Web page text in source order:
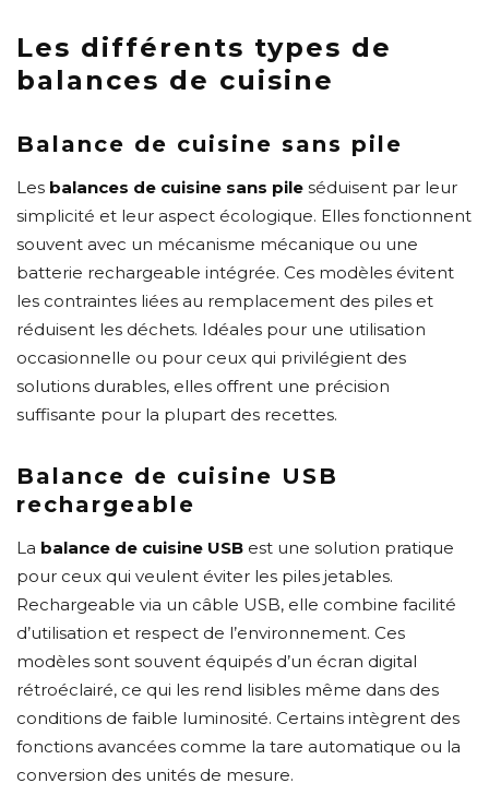
Les différents types de
balances de cuisine
Balance de cuisine sans pile
Les balances de cuisine sans pile séduisent par leur
simplicité et leur aspect écologique. Elles fonctionnent
souvent avec un mécanisme mécanique ou une
batterie rechargeable intégrée. Ces modèles évitent
les contraintes liées au remplacement des piles et
réduisent les déchets. Idéales pour une utilisation
occasionnelle ou pour ceux qui privilégient des
solutions durables, elles offrent une précision
suffisante pour la plupart des recettes.
Balance de cuisine USB
rechargeable
La balance de cuisine USB est une solution pratique
pour ceux qui veulent éviter les piles jetables.
Rechargeable via un câble USB, elle combine facilité
d’utilisation et respect de l’environnement. Ces
modèles sont souvent équipés d’un écran digital
rétroéclairé, ce qui les rend lisibles même dans des
conditions de faible luminosité. Certains intègrent des
fonctions avancées comme la tare automatique ou la
conversion des unités de mesure.